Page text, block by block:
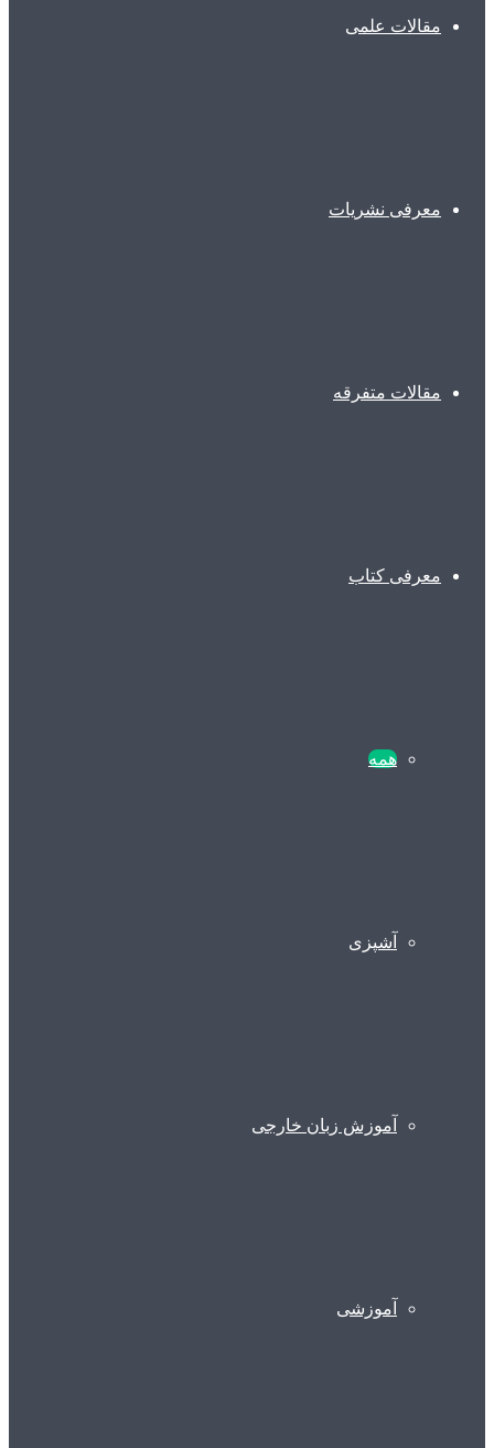
مقالات علمی
معرفی نشریات
مقالات متفرقه
معرفی کتاب
همه
آشپزی
آموزش زبان خارجی
آموزشی